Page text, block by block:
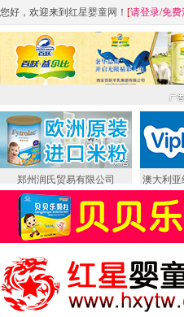
您好，欢迎来到 红星婴童网 ！ [请登录/免费
郑州润氏贸易有限公司 澳大利亚